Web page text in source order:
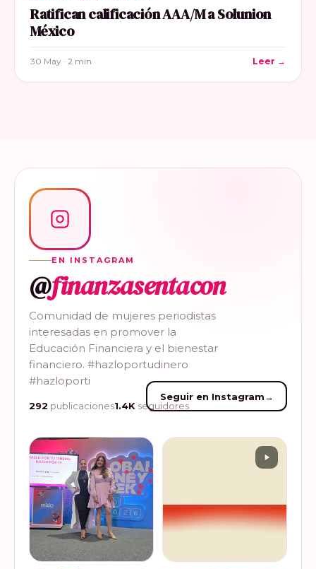
Ratifican calificación AAA/M a Solunion
México
30 May · 2 min Leer →
EN INSTAGRAM
@finanzasentacon
Comunidad de mujeres periodistas
interesadas en promover la
Educación Financiera y el bienestar
financiero. #hazloportudinero
#hazloporti
292 publicaciones1.4K seguidores
Seguir en Instagram→